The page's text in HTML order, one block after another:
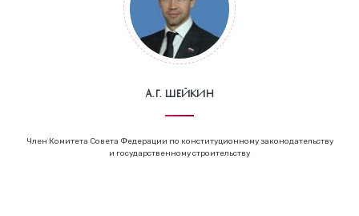
А.Г. Шейкин
Член Комитета Совета Федерации по конституционному законодательству
и государственному строительству